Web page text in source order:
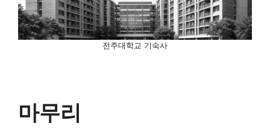
전주대학교 기숙사
마무리